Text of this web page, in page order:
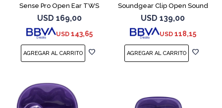
Sense Pro Open Ear TWS
Azul
USD 169,00
USD 143,65
Soundgear Clip Open Sound
Negro
USD 139,00
USD 118,15